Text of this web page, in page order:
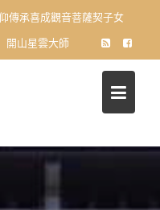
傳承喜成觀音菩薩契子女
開山星雲大師